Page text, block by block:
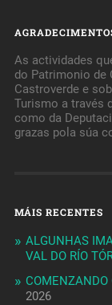
As actividades
do Patrimonio de
Castroverde e
Turismo a través
como da
grazas pola súa
MÁIS RECENTES
ALGUNHAS
VAL DO RÍO
COMENZANDO
2026